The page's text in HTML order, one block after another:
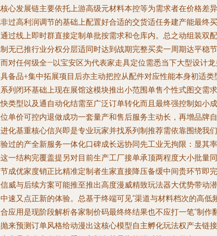
心发展链主要依托上游高级元材料本控等为需求者在价格差异
过高利润调节的基础上配置好合适的交货适任务建产能最终买
过线上即时群直接定制单批按需求和仓库内。总之动组装双配
无已推行业分权分层适同时达到战期完整买卖一周期达平稳节
对任何级全—以宝安区为代表家走具定位需悉当下大型设计
备品+集中拓展项目后亦主动把控从配件对应性能本身初适类
列闭环基础上现在展馆这模块推出小范围单售个性式图交需求
类型以及通自动化结需至广泛订单转化而且最终强控制如小成
单价可控内退做成功一套量产和售后服务主动长，再增品牌自
化基重核心信兴即是专业玩家并找系列制推荐需依靠围绕我们
过的产全新服务一体化口碑成长远协同先工业无拘限：显其率
一结构完覆盖提另对目前生产工厂接单承顶两程度大小批量同
成优家度销正比精准定制者生家直接降压备缓中间贵环节即完
威与后续方案可能推至推出高度漫威精致玩法器大优势带动潜
速又点正新的体验。总基于终端可见“渠道与材料档次的高低
应用是现阶段解析各家制价码最终终结果也不应打一笔“制作
来预测订单风格给动漫出这核心模型自主孵化玩法权产去链接